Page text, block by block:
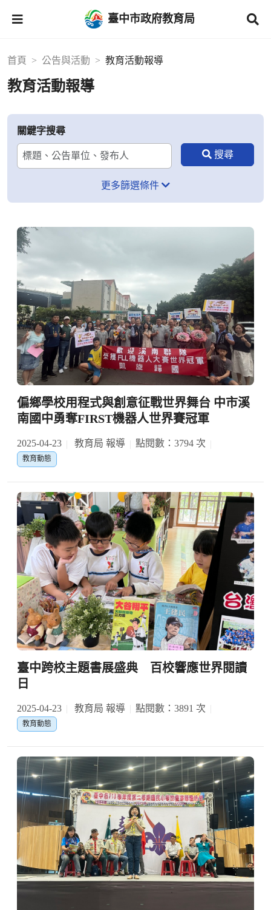
臺中市政府教育局
首頁 公告與活動 教育活動報導
教育活動報導
關鍵字搜尋
更多篩選條件
偏鄉學校用程式與創意征戰世界舞台 中市溪
南國中勇奪FIRST機器人世界賽冠軍
2025-04-23 教育局 報導 點閱數：3794 次
教育動態
臺中跨校主題書展盛典 百校響應世界閱讀
日
2025-04-23 教育局 報導 點閱數：3891 次
教育動態